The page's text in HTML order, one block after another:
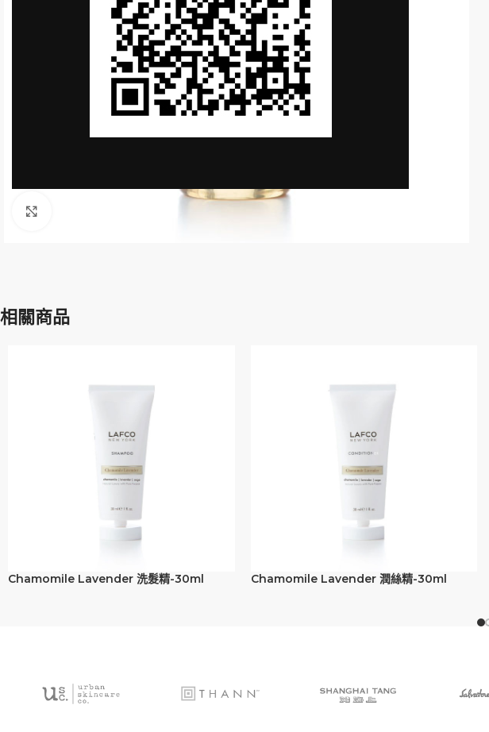
相關商品
Chamomile Lavender 洗髮精-30ml Chamomile Lavender 潤絲精-30ml